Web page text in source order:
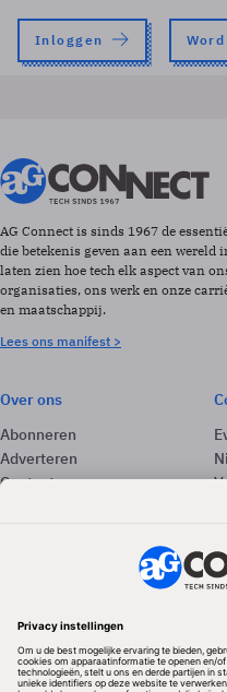
Inloggen
AG Connect is sinds 1967 de
die betekenis geven aan een
laten zien hoe tech elk aspect van
organisaties, ons werk en onze
en maatschappij.
Lees ons manifest >
Over ons
Abonneren
Adverteren
Contact